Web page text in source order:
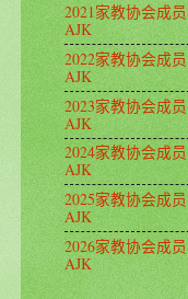
2021家教协会成员
AJK
2022家教协会成员
AJK
2023家教协会成员
AJK
2024家教协会成员
AJK
2025家教协会成员
AJK
2026家教协会成员
AJK